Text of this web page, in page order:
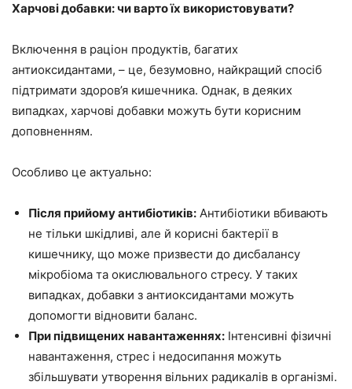
Харчові добавки: чи варто їх використовувати?
Включення в раціон продуктів, багатих
антиоксидантами, – це, безумовно, найкращий спосіб
підтримати здоров’я кишечника. Однак, в деяких
випадках, харчові добавки можуть бути корисним
доповненням.
Особливо це актуально:
Після прийому антибіотиків: Антибіотики вбивають
не тільки шкідливі, але й корисні бактерії в
кишечнику, що може призвести до дисбалансу
мікробіома та окислювального стресу. У таких
випадках, добавки з антиоксидантами можуть
допомогти відновити баланс.
При підвищених навантаженнях: Інтенсивні фізичні
навантаження, стрес і недосипання можуть
збільшувати утворення вільних радикалів в організмі.